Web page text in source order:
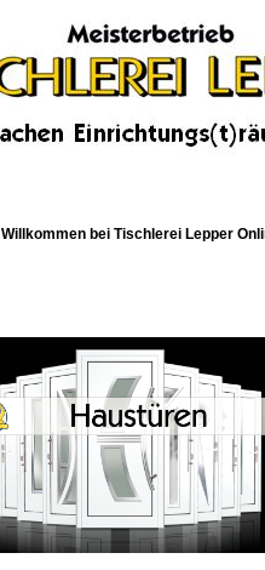
Willkommen bei Tischlerei Lepper